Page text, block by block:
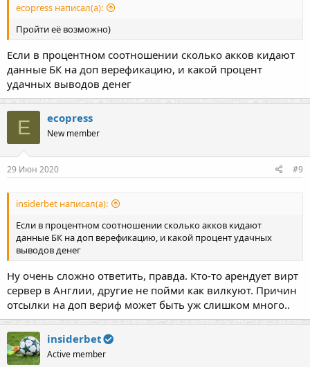
ecopress написал(а):
Пройти её возможно)
Если в процентном соотношении сколько акков кидают
данные БК на доп верефикацию, и какой процент
удачных выводов денег
E ecopress
New member
29 Июн 2020 #9
insiderbet написал(а):
Если в процентном соотношении сколько акков кидают
данные БК на доп верефикацию, и какой процент удачных
выводов денег
Ну очень сложно ответить, правда. Кто-то арендует вирт
сервер в Англии, другие не пойми как вилкуют. Причин
отсылки на доп вериф может быть уж слишком много..
insiderbet
Active member